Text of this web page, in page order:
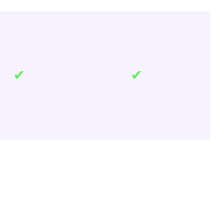
✔ ✔